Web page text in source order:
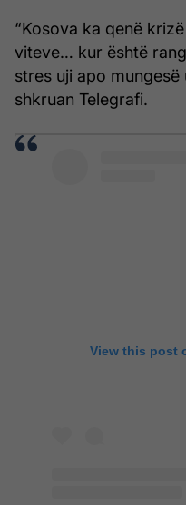
“Kosova ka qenë
viteve… kur është
stres uji apo mungesë
shkruan Telegrafi.
View this post